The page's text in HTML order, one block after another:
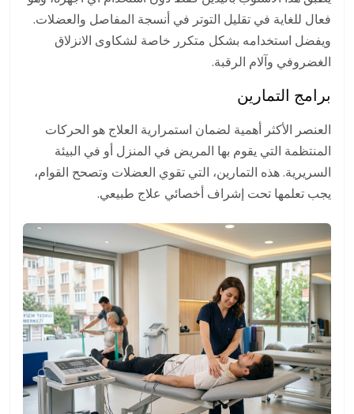
فعال للغاية في تقليل التوتر في أنسجة المفاصل والعضلات.
ويفضل استخدامه بشكل متكرر خاصة لشكاوى الانزلاق
الغضروفي وآلام الرقبة.
برامج التمارين
العنصر الأكثر أهمية لضمان استمرارية العلاج هو الحركات
المنتظمة التي يقوم بها المريض في المنزل أو في البيئة
السريرية. هذه التمارين، التي تقوي العضلات وتصحح القوام،
يجب تعلمها تحت إشراف أخصائي علاج طبيعي.